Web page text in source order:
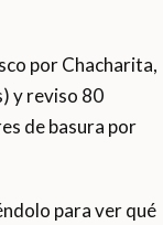
por Chacharita,
y reviso 80
de basura por
para ver qué